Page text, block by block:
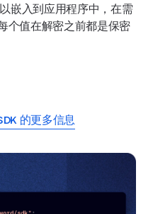
嵌入到应用程序中，在需
个值在解密之前都是保密
的更多信息